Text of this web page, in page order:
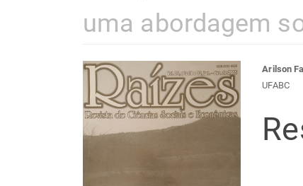
uma abordagem
Barra
lateral
de
do
Arilson
UFABC